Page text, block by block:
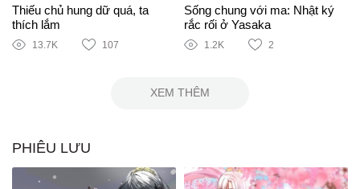
Thiếu chủ hung dữ quá, ta
thích lắm
13.7K 107
Sống chung với ma: Nhật ký
rắc rối ở Yasaka
1.2K 2
XEM THÊM
PHIÊU LƯU